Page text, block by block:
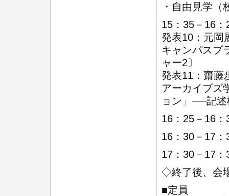
・自由見学
15：35－16
発表10：元岡
キャンパスプ
ャー2〕
発表11：齋藤
アーカイブズ
ョン」──記
16：25－16：
16：30－17
17：30－17
◇終了後、会
■定員